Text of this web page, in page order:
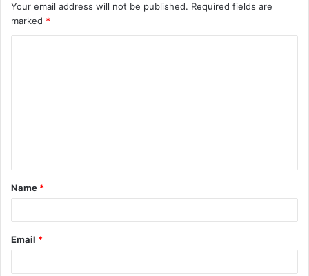
Your email address will not be published. Required fields are
marked *
t
*
Name *
Email *